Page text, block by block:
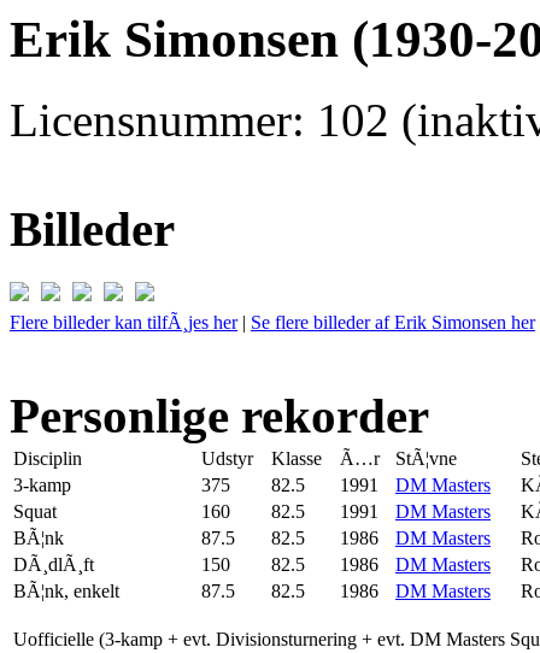
Erik Simonsen (1930-
Licensnummer: 102
Billeder
Flere billeder kan tilfÃ¸jes her| Se flere billeder af Erik Simonsen her
Personlige rekorder
Disciplin Udstyr Klasse Ã…r StÃ¦vne
3-kamp
375 82.5 1991 DM Masters
Squat
160 82.5 1991 DM Masters
BÃ¦nk
87.5 82.5 1986 DM Masters
DÃ¸dlÃ¸ft
150 82.5 1986 DM Masters
BÃ¦nk, enkelt
87.5 82.5 1986 DM Masters
Uofficielle (3-kamp + evt. Divisionsturnering + evt. DM Masters